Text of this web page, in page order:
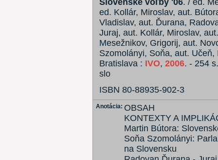
Slovenské voľby '06. / ed.
ed. Kollár, Miroslav, aut.
Vladislav, aut. Ďurana,
Juraj, aut. Kollár, Miroslav,
Mesežnikov, Grigorij, aut.
Szomolányi, Soňa, aut.
Bratislava : IVO, 2006. - 254 s.
slo
ISBN 80-88935-902-3
Anotácia: OBSAH
KONTEXTY A
Martin Bútora:
Soňa Szomolányi:
na Slovensku